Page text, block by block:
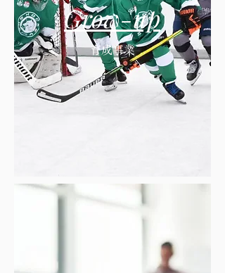
Grow-up
​育成事業